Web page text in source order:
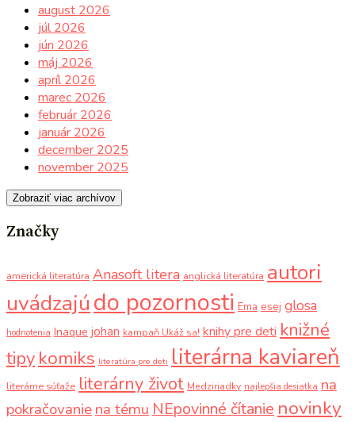
august 2026
júl 2026
jún 2026
máj 2026
apríl 2026
marec 2026
február 2026
január 2026
december 2025
november 2025
Zobraziť viac archívov
Značky
americká literatúra Anasoft litera anglická literatúra autori
uvádzajúdo pozornosti Ema esej glosa
hodnotenia Inaque johan kampaň Ukáž sa! knihy pre deti knižné
tipy komiks literatúra pre deti literárna kaviareň
literárne súťaže literárny život Medziriadky najlepšia desiatka na
pokračovaniena tému NEpovinné čítanie novinky